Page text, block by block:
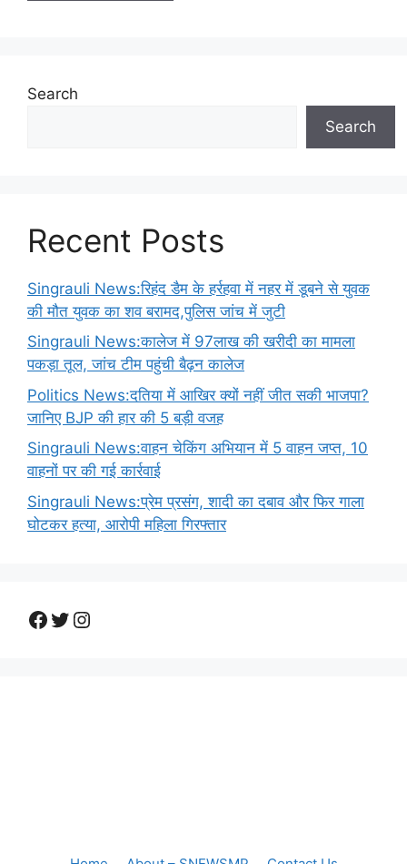
Search
Search
Recent Posts
Singrauli News:रिहंद डैम के हर्रहवा में नहर में डूबने से युवक
की मौत युवक का शव बरामद,पुलिस जांच में जुटी
Singrauli News:कालेज में 97लाख की खरीदी का मामला
पकड़ा तूल, जांच टीम पहुंची बैढ़न कालेज
Politics News:दतिया में आखिर क्यों नहीं जीत सकी भाजपा?
जानिए BJP की हार की 5 बड़ी वजह
Singrauli News:वाहन चेकिंग अभियान में 5 वाहन जप्त, 10
वाहनों पर की गई कार्रवाई
Singrauli News:प्रेम प्रसंग, शादी का दबाव और फिर गाला
घोटकर हत्या, आरोपी महिला गिरफ्तार
Facebook
Twitter
Instagram